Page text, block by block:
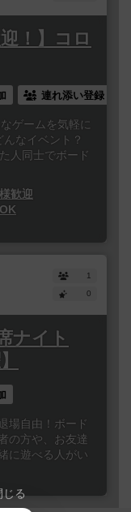
！】コロ
連れ添い登録
ゲームを気軽に
んなイベント？
人同士でボード
歓迎
1
0
ナイト
場自由！ボード
の方や、お友達
に遊べる人がい
じる